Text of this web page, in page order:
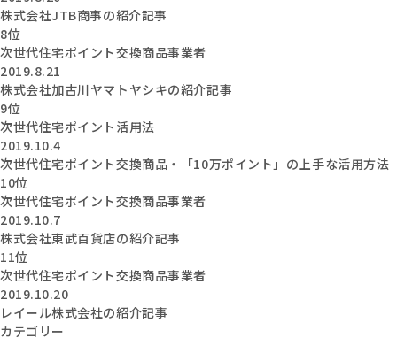
株式会社JTB商事の紹介記事
8位
次世代住宅ポイント交換商品事業者
2019.8.21
株式会社加古川ヤマトヤシキの紹介記事
9位
次世代住宅ポイント活用法
2019.10.4
次世代住宅ポイント交換商品・「10万ポイント」の上手な活用方法
10位
次世代住宅ポイント交換商品事業者
2019.10.7
株式会社東武百貨店の紹介記事
11位
次世代住宅ポイント交換商品事業者
2019.10.20
レイール株式会社の紹介記事
カテゴリー